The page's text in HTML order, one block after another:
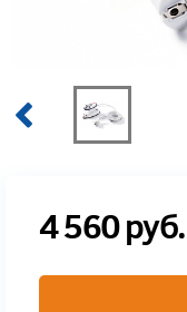
4 560руб.